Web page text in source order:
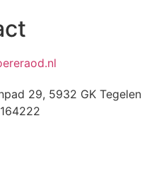
29, 5932 GK Tegelen